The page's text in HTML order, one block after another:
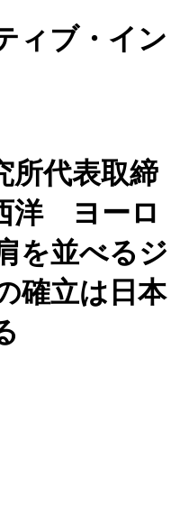
ィブ・イン
所代表取締
洋 ヨーロ
を並べるジ
確立は日本